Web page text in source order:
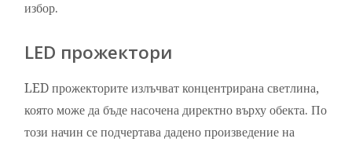
избор.
LED прожектори
LED прожекторите излъчват концентрирана светлина,
която може да бъде насочена директно върху обекта. По
този начин се подчертава дадено произведение на